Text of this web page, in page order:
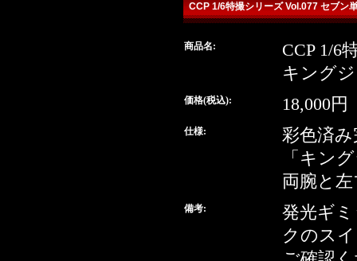
CCP 1/6特撮シリーズ Vol.077 セブン
detail
商品名:
CCP 1/6
キング
価格(税込): 18,000円
仕様:
彩色済
「キン
両腕と
備考:
発光ギ
クのス